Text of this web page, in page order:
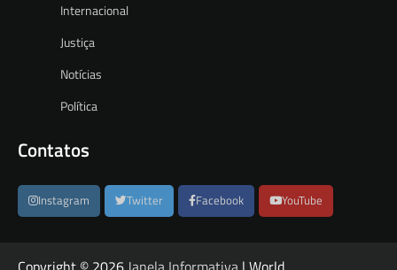
Internacional
Justiça
Notícias
Política
Contatos
Instagram Twitter Facebook YouTube